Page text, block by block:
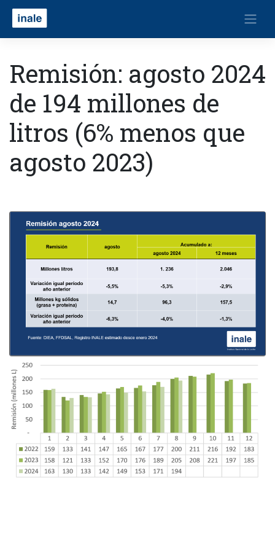
Remisión: agosto 2024
de 194 millones de
litros (6% menos que
agosto 2023)